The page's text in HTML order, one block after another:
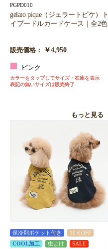
PGPD010
gelato pique（ジェラートピケ）ト
イプードルカードケース｜全2色
販売価格： ￥4,950
ピンク
カラーをタップしてサイズ・在庫を表示
表記の無いサイズは販売終了
もっと見る
保冷剤ポケット付き
10％OFF
COOL加工
虫よけ SALE